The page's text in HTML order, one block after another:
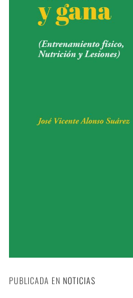
PUBLICADA EN NOTICIAS